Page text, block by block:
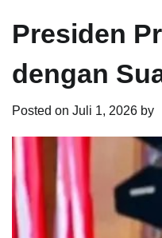
Presiden
dengan
Posted on Juli 1, 2026 by